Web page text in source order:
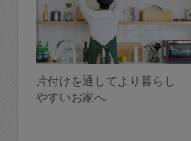
片付けを通してより暮らし
やすいお家へ